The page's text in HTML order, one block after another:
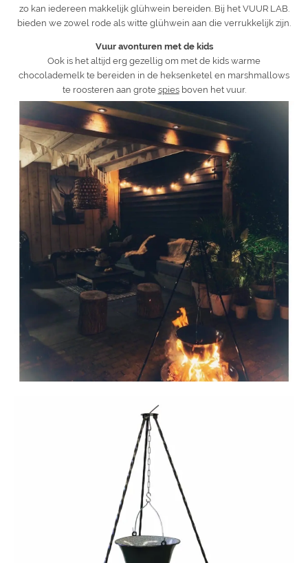
zo kan iedereen makkelijk glühwein bereiden. Bij het VUUR LAB.
bieden we zowel rode als witte glühwein aan die verrukkelijk zijn.
Vuur avonturen met de kids
Ook is het altijd erg gezellig om met de kids warme
chocolademelk te bereiden in de heksenketel en marshmallows
te roosteren aan grote spiesboven het vuur.